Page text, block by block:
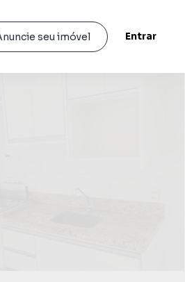
seu imóvel Entrar